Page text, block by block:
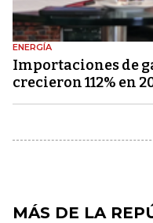
ENERGÍA
Importaciones de
crecieron 112% en
MÁS DE LA